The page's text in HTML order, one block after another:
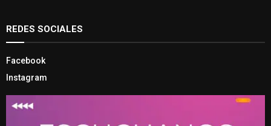
REDES SOCIALES
Facebook
Instagram